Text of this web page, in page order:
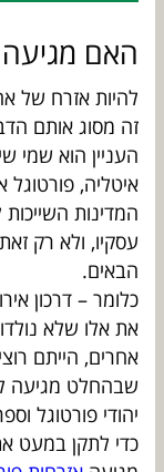
האם מגיעה
להיות אזרח של
זה מסוג אותם
העניין הוא שמי
איטליה, פורטוגל
המדינות
עסקיו, ולא רק
הבאים.
כלומר – דרכון
את אלו שלא
אחרים, הייתם
יהודי פורטוגל
כדי לתקן במעט